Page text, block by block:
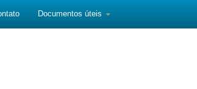
Documentos úteis